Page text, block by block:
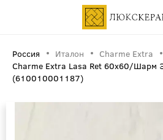
Россия Италон
Charme Extra
Charme Extra Lasa Ret 60x60/Шарм
(610010001187)